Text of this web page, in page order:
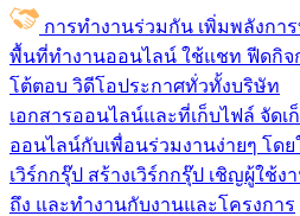
การทำงานร่วมกัน เพิ่มพลังกา
พื้นที่ทำงานออนไลน์ ใช้แชท ฟีดกิจ
โต้ตอบ วิดีโอประกาศทั่วทั้งบริษัท
เอกสารออนไลน์และที่เก็บไฟล์ จัดเ
ออนไลน์กับเพื่อนร่วมงานง่ายๆ โด
เวิร์กกรุ๊ป สร้างเวิร์กกรุ๊ป เชิญผู้ใช้
ถึง และทำงานกับงานและโครงการ